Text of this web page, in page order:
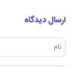
ارسال دیدگاه